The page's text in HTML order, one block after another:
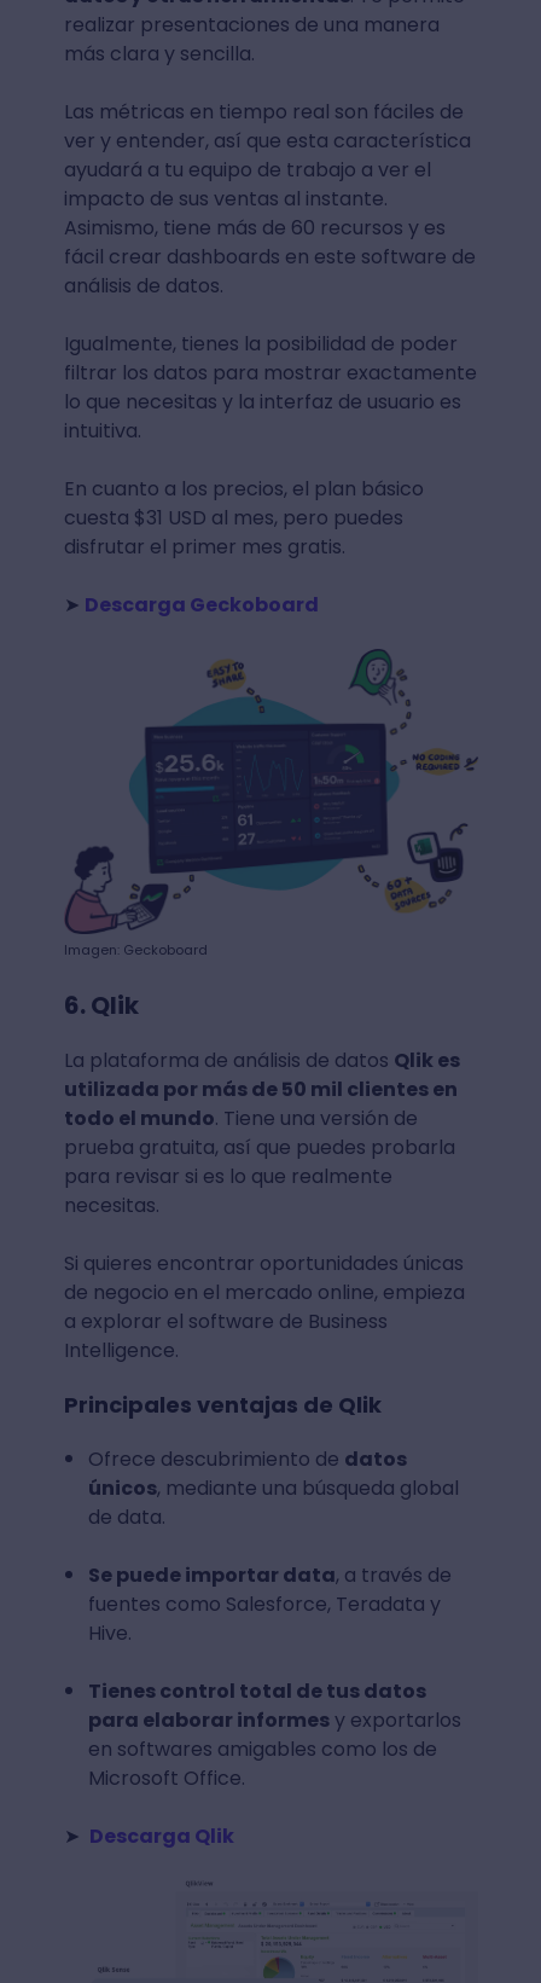
realizar presentaciones de una manera
más clara y sencilla.
Las métricas en tiempo real son fáciles de
ver y entender, así que esta característica
ayudará a tu equipo de trabajo a ver el
impacto de sus ventas al instante.
Asimismo, tiene más de 60 recursos y es
fácil crear dashboards en este software de
análisis de datos.
Igualmente, tienes la posibilidad de poder
filtrar los datos para mostrar exactamente
lo que necesitas y la interfaz de usuario es
intuitiva.
En cuanto a los precios, el plan básico
cuesta $31 USD al mes, pero puedes
disfrutar el primer mes gratis.
➤ Descarga Geckoboard
Imagen: Geckoboard
6. Qlik
La plataforma de análisis de datos Qlik es
utilizada por más de 50 mil clientes en
todo el mundo. Tiene una versión de
prueba gratuita, así que puedes probarla
para revisar si es lo que realmente
necesitas.
Si quieres encontrar oportunidades únicas
de negocio en el mercado online, empieza
a explorar el software de Business
Intelligence.
Principales ventajas de Qlik
Ofrece descubrimiento de datos
únicos, mediante una búsqueda global
de data.
Se puede importar data, a través de
fuentes como Salesforce, Teradata y
Hive.
Tienes control total de tus datos
para elaborar informesy exportarlos
en softwares amigables como los de
Microsoft Office.
➤ Descarga Qlik